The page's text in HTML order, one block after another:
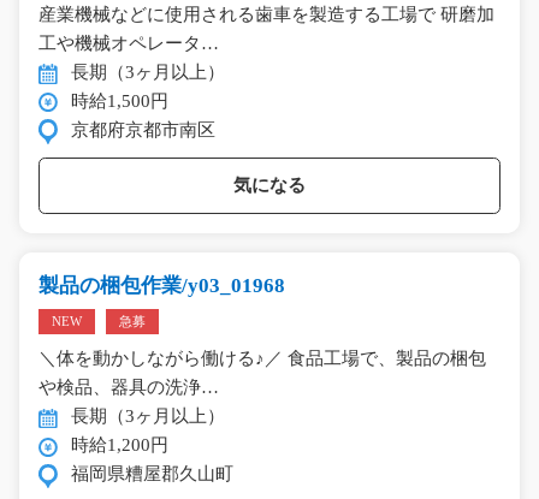
産業機械などに使用される歯車を製造する工場で 研磨加
工や機械オペレータ…
長期（3ヶ月以上）
時給1,500円
京都府京都市南区
気になる
製品の梱包作業/y03_01968
NEW 急募
＼体を動かしながら働ける♪／ 食品工場で、製品の梱包
や検品、器具の洗浄…
長期（3ヶ月以上）
時給1,200円
福岡県糟屋郡久山町